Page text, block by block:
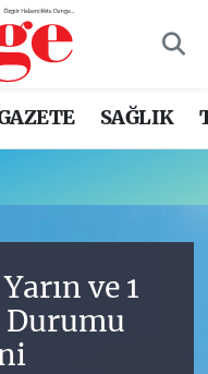
SAĞLIK
ve 1
Durumu
ve Fikstür